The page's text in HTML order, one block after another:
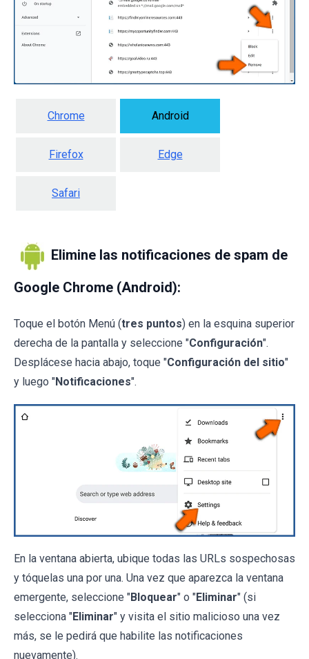
Chrome Android
Firefox Edge
Safari
Elimine las notificaciones de spam de
Google Chrome (Android):
Toque el botón Menú (tres puntos) en la esquina superior
derecha de la pantalla y seleccione "Configuración".
Desplácese hacia abajo, toque "Configuración del sitio"
y luego "Notificaciones".
En la ventana abierta, ubique todas las URLs sospechosas
y tóquelas una por una. Una vez que aparezca la ventana
emergente, seleccione "Bloquear" o "Eliminar" (si
selecciona "Eliminar" y visita el sitio malicioso una vez
más, se le pedirá que habilite las notificaciones
nuevamente).